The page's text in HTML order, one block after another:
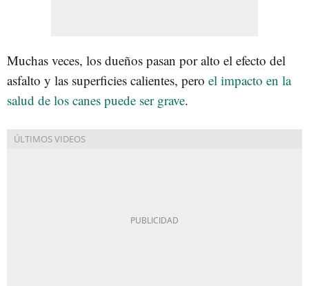
Muchas veces, los dueños pasan por alto el efecto del
asfalto y las superficies calientes, pero el impacto en la
salud de los canes puede ser grave.